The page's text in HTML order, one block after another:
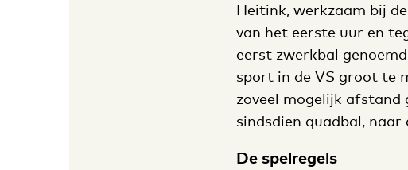
Heitink, werkzaam bij
van het eerste uur en
eerst zwerkbal
sport in de VS groot te
zoveel mogelijk afstand
sindsdien quadbal, naar
De spelregels